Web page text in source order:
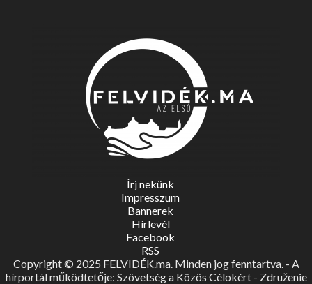
Írj nekünk
Impresszum
Bannerek
Hírlevél
Facebook
RSS
Copyright © 2025 FELVIDÉK.ma. Minden jog fenntartva. - A
hírportál működtetője: Szövetség a Közös Célokért - Združenie